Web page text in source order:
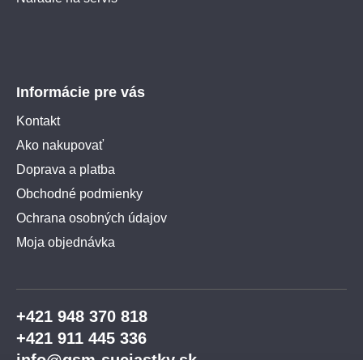
Informácie pre vás
Kontakt
Ako nakupovať
Doprava a platba
Obchodné podmienky
Ochrana osobných údajov
Moja objednávka
+421 948 370 818
+421 911 445 336